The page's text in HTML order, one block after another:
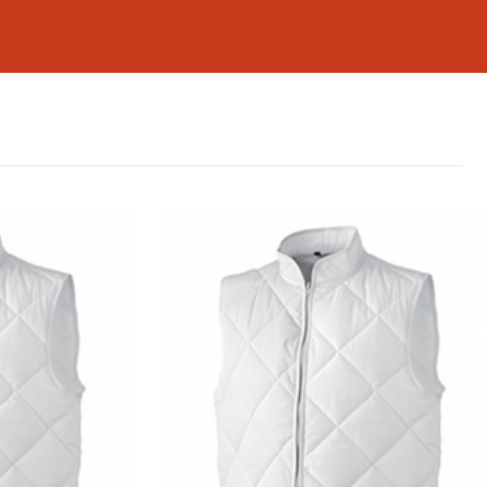
les chefs des autres membres du